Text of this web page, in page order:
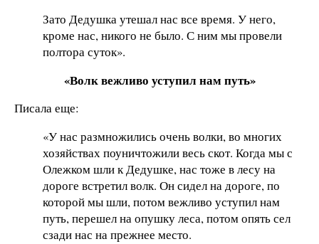
Зато Дедушка утешал нас все время. У него,
кроме нас, никого не было. С ним мы провели
полтора суток».
«Волк вежливо уступил нам путь»
Писала еще:
«У нас размножились очень волки, во многих
хозяйствах поуничтожили весь скот. Когда мы с
Олежком шли к Дедушке, нас тоже в лесу на
дороге встретил волк. Он сидел на дороге, по
которой мы шли, потом вежливо уступил нам
путь, перешел на опушку леса, потом опять сел
сзади нас на прежнее место.